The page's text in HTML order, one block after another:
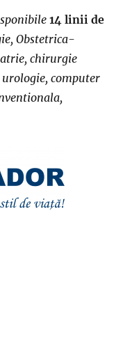
14 linii de
Obstetrica-
chirurgie
computer